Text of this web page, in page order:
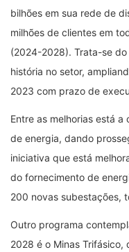
bilhões em sua rede de
milhões de clientes em
(2024-2028). Trata-se
história no setor,
2023 com prazo de
Entre as melhorias está
de energia, dando
iniciativa que está
do fornecimento de
200 novas subestações,
Outro programa
2028 é o Minas